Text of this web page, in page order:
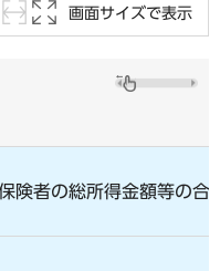
画面サイズで表示
険者の総所得金額等の